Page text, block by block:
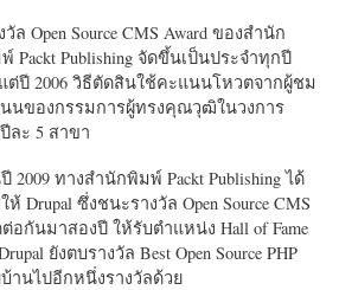
วัล Open Source CMS Award ของสำนัก
Packt Publishing จัดขึ้นเป็นประจำทุกปี
ต่ปี 2006 วิธีตัดสินใช้คะแนนโหวตจากผู้ชม
นของกรรมการผู้ทรงคุณวุฒิในวงการ
ละ 5 สาขา
2009 ทางสำนักพิมพ์ Packt Publishing ได้
ห้ Drupal ซึ่งชนะรางวัล Open Source CMS
อกันมาสองปี ให้รับตำแหน่ง Hall of Fame
ยังตบรางวัล Best Open Source PHP
านไปอีกหนึ่งรางวัลด้วย